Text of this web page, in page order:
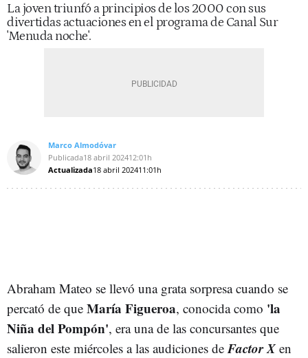
La joven triunfó a principios de los 2000 con sus
divertidas actuaciones en el programa de Canal Sur
'Menuda noche'.
Marco Almodóvar
Publicada18 abril 202412:01h
Actualizada18 abril 202411:01h
Abraham Mateo se llevó una grata sorpresa cuando se
percató de que María Figueroa, conocida como 'la
Niña del Pompón', era una de las concursantes que
salieron este miércoles a las audiciones de Factor X en